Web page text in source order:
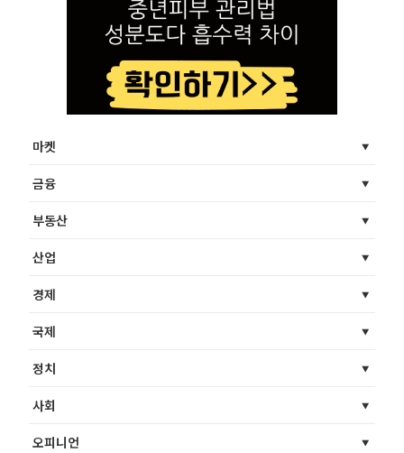
마켓
금융
부동산
산업
경제
국제
정치
사회
오피니언